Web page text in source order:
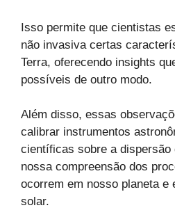
Isso permite que cientistas
não invasiva certas
Terra, oferecendo insights
possíveis de outro modo.
Além disso, essas
calibrar instrumentos
científicas sobre a dispersão
nossa compreensão dos
ocorrem em nosso planeta e
solar.